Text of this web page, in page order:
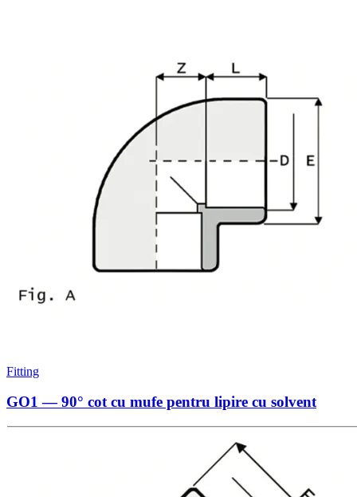
Fitting
GO1 — 90° cot cu mufe pentru lipire cu solvent